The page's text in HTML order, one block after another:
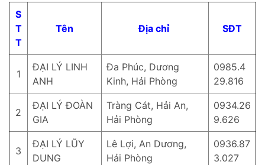
S
T
T
Tên Địa chỉ SĐT
1
ĐẠI LÝ LINH
ANH
Đa Phúc, Dương
Kinh, Hải Phòng
0985.4
29.816
2
ĐẠI LÝ ĐOÀN
GIA
Tràng Cát, Hải An,
Hải Phòng
0934.26
9.626
3
ĐẠI LÝ LŨY
DUNG
Lê Lợi, An Dương,
Hải Phòng
0936.87
3.027